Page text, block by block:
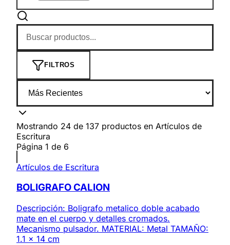
FILTROS
Mostrando 24 de 137 productos en Artículos de
Escritura
Página 1 de 6
Artículos de Escritura
BOLIGRAFO CALION
Descripción: Boligrafo metalico doble acabado
mate en el cuerpo y detalles cromados.
Mecanismo pulsador. MATERIAL: Metal TAMAÑO:
1.1 x 14 cm